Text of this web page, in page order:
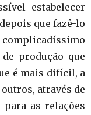
estabelecer
que fazê-lo
produção que
é mais difícil, a
através de
as relações